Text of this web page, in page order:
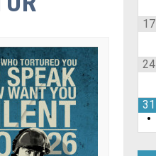
17
24
31
•